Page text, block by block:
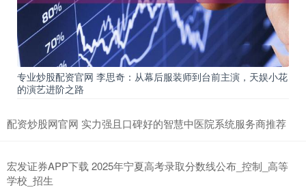
专业炒股配资官网 李思奇：从幕后服装师到台前主演，天娱小花
的演艺进阶之路
配资炒股网官网 实力强且口碑好的智慧中医院系统服务商推荐
宏发证券APP下载 2025年宁夏高考录取分数线公布_控制_高等
学校_招生